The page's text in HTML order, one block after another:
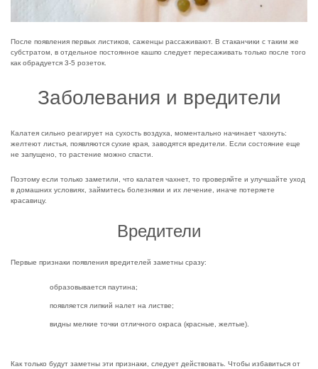
После появления первых листиков, саженцы рассаживают. В стаканчики с таким же
субстратом, в отдельное постоянное кашпо следует пересаживать только после того
как обрадуется 3-5 розеток.
Заболевания и вредители
Калатея сильно реагирует на сухость воздуха, моментально начинает чахнуть:
желтеют листья, появляются сухие края, заводятся вредители. Если состояние еще
не запущено, то растение можно спасти.
Поэтому если только заметили, что калатея чахнет, то проверяйте и улучшайте уход
в домашних условиях, займитесь болезнями и их лечение, иначе потеряете
красавицу.
Вредители
Первые признаки появления вредителей заметны сразу:
образовывается паутина;
появляется липкий налет на листве;
видны мелкие точки отличного окраса (красные, желтые).
Как только будут заметны эти признаки, следует действовать. Чтобы избавиться от